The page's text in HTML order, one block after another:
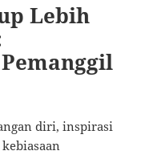
Lebih
diri, inspirasi